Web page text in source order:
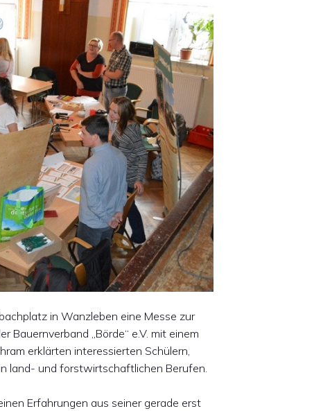
in Wanzleben eine Messe zur
„Börde“ e.V. mit einem
erklärten interessierten Schülern,
land- und forstwirtschaftlichen Berufen.
Erfahrungen aus seiner gerade erst